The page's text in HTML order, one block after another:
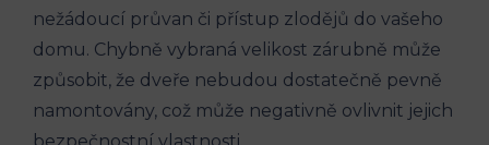
nežádoucí průvan či přístup zlodějů do vašeho
domu. Chybně vybraná velikost zárubně může
způsobit, že dveře nebudou dostatečně pevně
namontovány, což může negativně ovlivnit jejich